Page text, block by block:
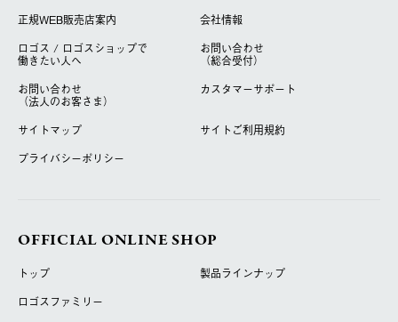
正規WEB販売店案内
会社情報
ロゴス / ロゴスショップで
働きたい人へ
お問い合わせ
（総合受付）
お問い合わせ
（法人のお客さま）
カスタマーサポート
サイトマップ
サイトご利用規約
プライバシーポリシー
OFFICIAL ONLINE SHOP
トップ
製品ラインナップ
ロゴスファミリー